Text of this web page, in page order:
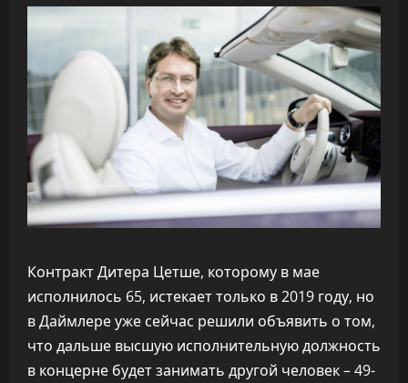
Контракт Дитера Цетше, которому в мае
исполнилось 65, истекает только в 2019 году, но
в Даймлере уже сейчас решили объявить о том,
что дальше высшую исполнительную должность
в концерне будет занимать другой человек – 49-